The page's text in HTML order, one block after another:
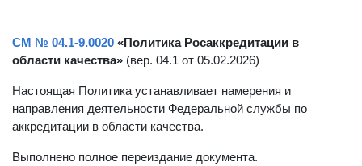
СМ № 04.1-9.0020 «Политика Росаккредитации в
области качества» (вер. 04.1 от 05.02.2026)
Настоящая Политика устанавливает намерения и
направления деятельности Федеральной службы по
аккредитации в области качества.
Выполнено полное переиздание документа.